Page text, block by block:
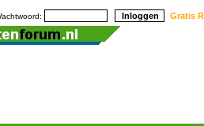
Gratis